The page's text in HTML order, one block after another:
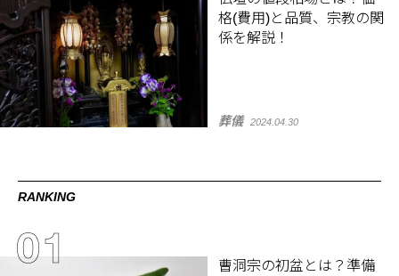
格(費用)と品質、宗教の関
係を解説！
葬儀 2024.04.30
RANKING
曹洞宗の初盆とは？準備